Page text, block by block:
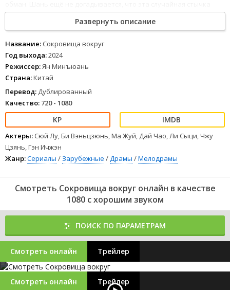
станет только первой из многих.
Развернуть описание
Название: Сокровища вокруг
Год выхода:2024
Режиссер:Ян Минъюань
Страна:Китай
Перевод: Дублированный
Качество: 720 - 1080
Актеры: Сюй Лу, Би Вэньцзюнь, Ма Жуй, Дай Чао, Ли Сыци, Чжу
Цзянь, Гэн Ичжэн
Жанр:Сериалы / Зарубежные /Драмы /Мелодрамы
Смотреть Сокровища вокруг онлайн в качестве
1080 с хорошим звуком
ПОИСК ПО ПАРАМЕТРАМ
Смотреть онлайн Трейлер
Смотреть онлайн Трейлер